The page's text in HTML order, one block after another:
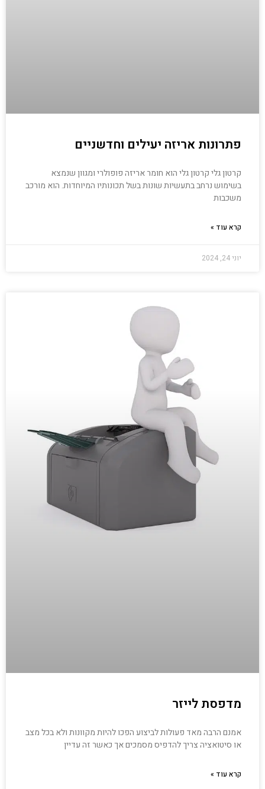
פתרונות אריזה יעילים וחדשניים
קרטון גלי קרטון גלי הוא חומר אריזה פופולרי ומגוון שנמצא
בשימוש נרחב בתעשיות שונות בשל תכונותיו המיוחדות. הוא מורכב
משכבות
קרא עוד »
יוני 24, 2024
מדפסת לייזר
אמנם הרבה מאד פעולות לביצוע הפכו להיות מקוונות ולא בכל מצב
או סיטואציה צריך להדפיס מסמכים אך כאשר זה עדיין
קרא עוד »